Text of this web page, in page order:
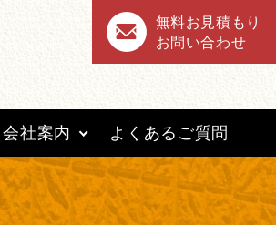
無料お見積もり
お問い合わせ
会社案内 よくあるご質問